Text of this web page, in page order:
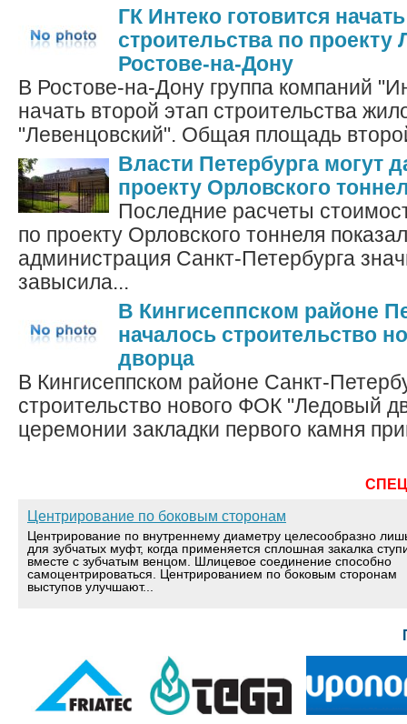
ГК Интеко готовится
строительства по проекту
Ростове-на-Дону
В Ростове-на-Дону группа компаний
начать второй этап строительства
"Левенцовский". Общая площадь
Власти Петербурга могут
проекту Орловского
Последние расчеты
по проекту Орловского тоннеля
администрация Санкт-Петербурга
завысила...
В Кингисеппском районе
началось строительство
дворца
В Кингисеппском районе Санкт-
строительство нового ФОК "Ледовый
церемонии закладки первого камня
Центрирование по боковым сторонам
Центрирование по внутреннему диаметру целесообразно
для зубчатых муфт, когда применяется сплошная закалка
вместе с зубчатым венцом. Шлицевое соединение способно
самоцентрироваться. Центрированием по боковым сторонам
выступов улучшают...